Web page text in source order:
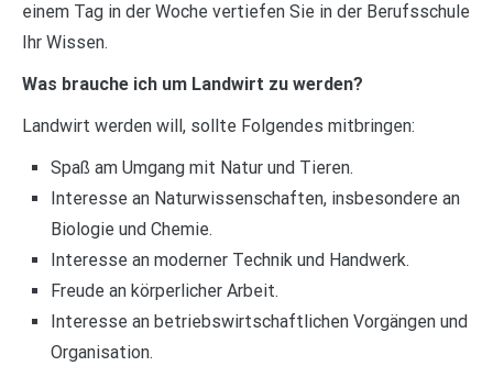
einem Tag in der Woche vertiefen Sie in der Berufsschule
Ihr Wissen.
Was brauche ich um Landwirt zu werden?
Landwirt werden will, sollte Folgendes mitbringen:
Spaß am Umgang mit Natur und Tieren.
Interesse an Naturwissenschaften, insbesondere an
Biologie und Chemie.
Interesse an moderner Technik und Handwerk.
Freude an körperlicher Arbeit.
Interesse an betriebswirtschaftlichen Vorgängen und
Organisation.